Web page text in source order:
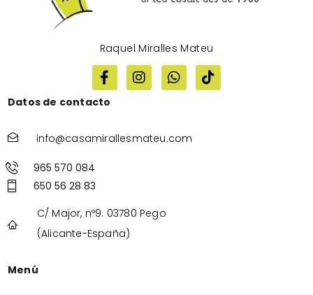
Raquel Miralles Mateu
Datos de contacto
info@casamirallesmateu.com
965 570 084
650 56 28 83
C/ Major, nº9. 03780 Pego
(Alicante-España)
Menú